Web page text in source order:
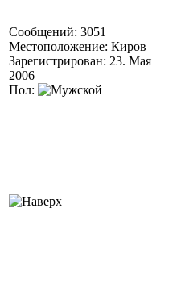
Сообщений: 3051
Местоположение: Киров
Зарегистрирован: 23. Мая
2006
Пол: